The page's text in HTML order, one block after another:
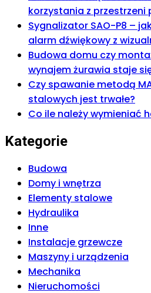
korzystania z przestrzeni
Sygnalizator SAO-P8 –
alarm dźwiękowy z
Budowa domu czy
wynajem żurawia staje
Czy spawanie metodą
stalowych jest trwałe?
Co ile należy wymieniać
Kategorie
Budowa
Domy i wnętrza
Elementy stalowe
Hydraulika
Inne
Instalacje grzewcze
Maszyny i urządzenia
Mechanika
Nieruchomości